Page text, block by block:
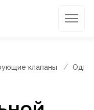
клапаны